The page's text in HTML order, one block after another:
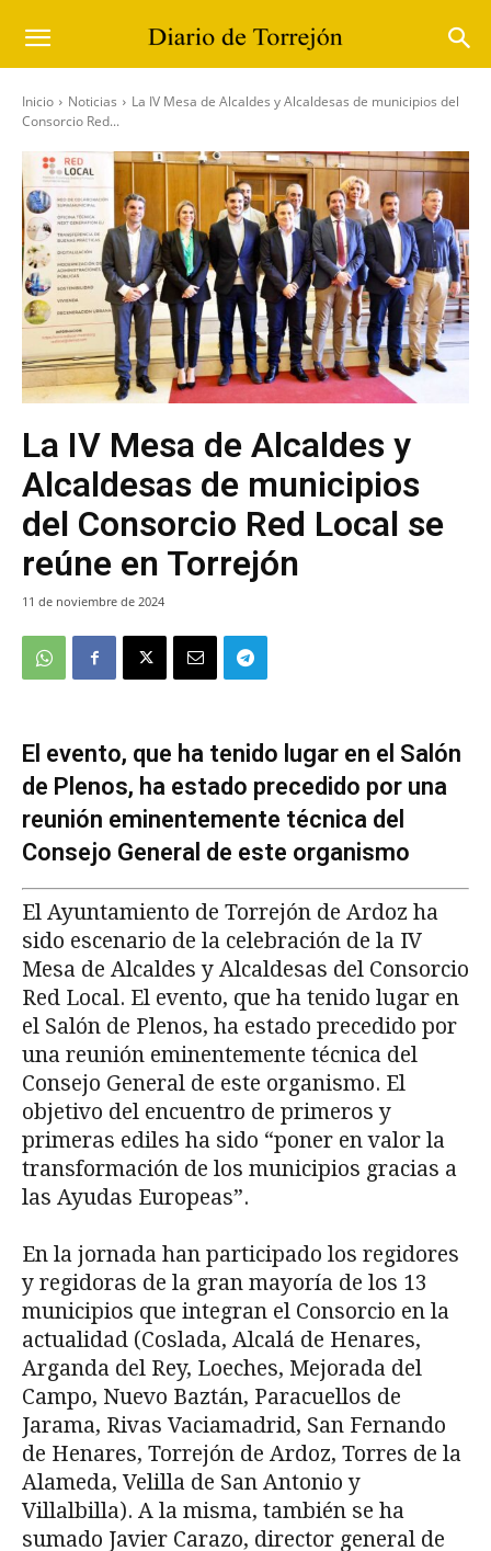
Inicio Noticias
La IV Mesa de Alcaldes y Alcaldesas de municipios del
Consorcio Red...
La IV Mesa de Alcaldes y
Alcaldesas de municipios
del Consorcio Red Local se
reúne en Torrejón
11 de noviembre de 2024
El evento, que ha tenido lugar en el Salón
de Plenos, ha estado precedido por una
reunión eminentemente técnica del
Consejo General de este organismo
El Ayuntamiento de Torrejón de Ardoz ha
sido escenario de la celebración de la IV
Mesa de Alcaldes y Alcaldesas del Consorcio
Red Local. El evento, que ha tenido lugar en
el Salón de Plenos, ha estado precedido por
una reunión eminentemente técnica del
Consejo General de este organismo. El
objetivo del encuentro de primeros y
primeras ediles ha sido “poner en valor la
transformación de los municipios gracias a
las Ayudas Europeas”.
En la jornada han participado los regidores
y regidoras de la gran mayoría de los 13
municipios que integran el Consorcio en la
actualidad (Coslada, Alcalá de Henares,
Arganda del Rey, Loeches, Mejorada del
Campo, Nuevo Baztán, Paracuellos de
Jarama, Rivas Vaciamadrid, San Fernando
de Henares, Torrejón de Ardoz, Torres de la
Alameda, Velilla de San Antonio y
Villalbilla). A la misma, también se ha
sumado Javier Carazo, director general de